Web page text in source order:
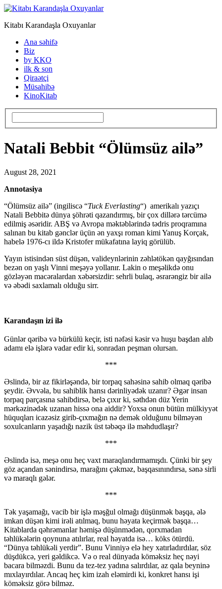
Kitabı Karandaşla Oxuyanlar
Ana səhifə
Biz
by KKO
ilk & son
Qiraətçi
Müsahibə
KinoKitab
Natali Bebbit “Ölümsüz ailə”
August 28, 2021
Annotasiya
“Ölümsüz ailə” (ingiliscə “Tuck Everlasting“) amerikalı yazıçı
Natali Bebbitə dünya şöhrəti qazandırmış, bir çox dillərə tərcümə
edilmiş əsəridir. ABŞ və Avropa məktəblərində tədris proqramına
salınan bu kitab gənclər üçün ən yaxşı roman kimi Yanuş Korçak,
habelə 1976-cı ildə Kristofer mükafatına layiq görülüb.
Yayın istisindən süst düşən, valideynlərinin zəhlətökən qayğısından
bezən on yaşlı Vinni meşəyə yollanır. Lakin o meşəlikdə onu
gözləyən macəralardan xəbərsizdir: sehrli bulaq, əsrarəngiz bir ailə
və əbədi saxlamalı olduğu sirr.
Karandaşın izi ilə
Günlər qəribə və bürkülü keçir, isti nəfəsi kəsir və huşu başdan alıb
adamı elə işlərə vadar edir ki, sonradan peşman olursan.
***
Əslində, bir az fikirləşəndə, bir torpaq sahəsinə sahib olmaq qəribə
şeydir. Əvvəla, bu sahiblik hansı dərinliyədək uzanır? Əgər insan
torpaq parçasına sahibdirsə, belə çıxır ki, səthdən düz Yerin
mərkəzinədək uzanan hissə ona aiddir? Yoxsa onun bütün mülkiyyət
hüquqları icazəsiz girib-çıxmağın nə demək olduğunu bilməyən
soxulcanların yaşadığı nazik üst təbəqə ilə məhdudlaşır?
***
Əslində isə, meşə onu heç vaxt maraqlandırmamışdı. Çünki bir şey
göz açandan sənindirsə, marağını çəkməz, başqasınındırsa, sənə sirli
və maraqlı gələr.
***
Tək yaşamağı, vacib bir işlə məşğul olmağı düşünmək başqa, ələ
imkan düşən kimi irəli atılmaq, bunu həyata keçirmək başqa…
Kitablarda qəhrəmanlar həmişə düşünmədən, qorxmadan
təhlükələrin qoynuna atılırlar, real həyatda isə… köks ötürdü.
“Dünya təhlükəli yerdir”. Bunu Vinniyə elə hey xatırladırdılar, söz
düşdükcə, yeri gəldikcə. Və o real dünyada köməksiz heç nəyi
bacara bilməzdi. Bunu da tez-tez yadına salırdılar, az qala beyninə
mıxlayırdılar. Ancaq heç kim izah eləmirdi ki, konkret hansı işi
köməksiz görə bilməz.